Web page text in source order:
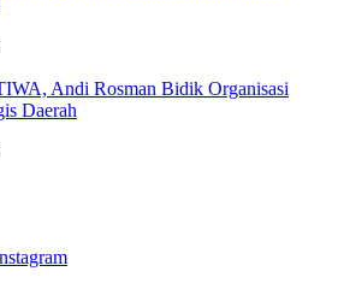
Andi Rosman Bidik Organisasi
Daerah